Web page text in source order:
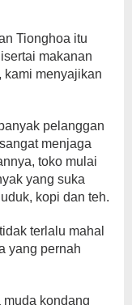
Tionghoa itu
makanan
kami menyajikan
pelanggan
menjaga
toko mulai
yang suka
kopi dan teh.
terlalu mahal
yang pernah
kondang